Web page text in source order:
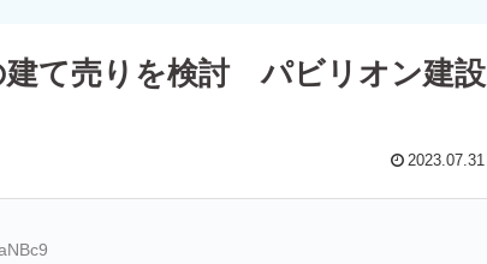
建て売りを検討 パビリオン建設
2023.07.31